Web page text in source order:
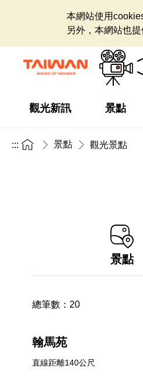
本網站使用
另外，本網站也
觀光新訊 景點
::: 景點 觀光景點
景點
總筆數： 20
翰馬苑
直線距離140公尺